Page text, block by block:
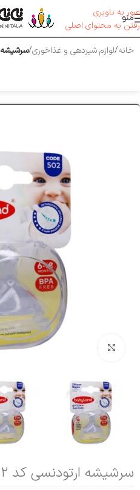
عبور به ناوبری
رفتن به محتوای اصلی
منو
خانه لوازم شیر‌دهی و غذاخوری سرشیشه
بزرگنمایی تصویر
سرشیشه ارتودنسی کد ۵۰۲